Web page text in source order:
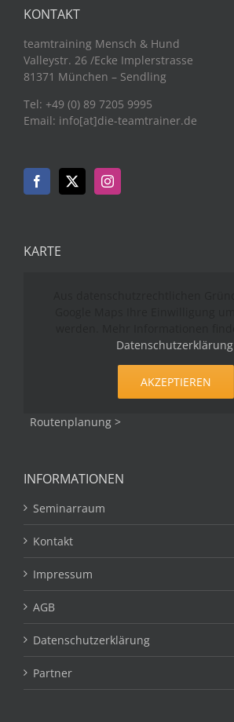
KONTAKT
teamtraining Mensch & Hund
Valleystr. 26 /Ecke Implerstrasse
81371 München – Sendling
Tel: +49 (0) 89 7205 9995
Email: info[at]die-teamtrainer.de
KARTE
Datenschutzerklärung.
AKZEPTIEREN
Routenplanung >
INFORMATIONEN
Seminarraum
Kontakt
Impressum
AGB
Datenschutzerklärung
Partner